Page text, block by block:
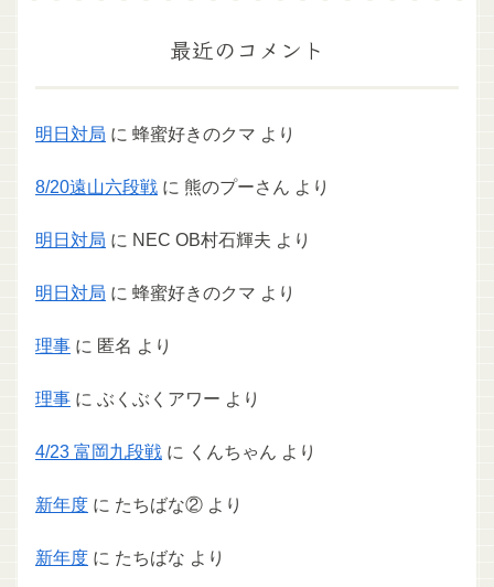
最近のコメント
明日対局 に 蜂蜜好きのクマ より
8/20遠山六段戦 に 熊のプーさん より
明日対局 に NEC OB村石輝夫 より
明日対局 に 蜂蜜好きのクマ より
理事 に 匿名 より
理事 に ぶくぶくアワー より
4/23 富岡九段戦 に くんちゃん より
新年度 に たちばな② より
新年度 に たちばな より